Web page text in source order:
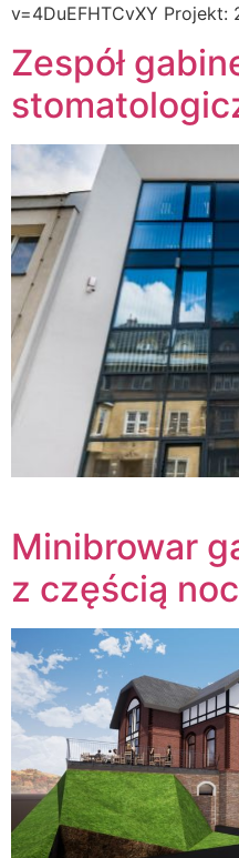
v=4DuEFHTCvXY Projekt:
Zespół
Minibrowar
z częścią